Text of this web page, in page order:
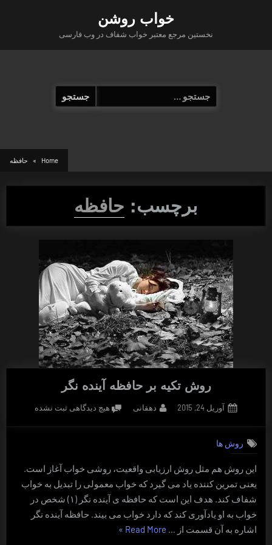
خواب روشن
نخستین مرجع معتبر خواب شفاف در وب فارسی
جستجو
برای:
Home حافظه
برچسب: حافظه
روش تکیه بر حافظه آینده نگر
Posted
آوریل 24, 2015 By
دهقانی هیچ دیدگاهی برای
آینده
نگر
ثبت نشده
روش ها
این روش هم مثل روش ارزیابی واقعیت، روشی خواب آغاز است.
یعنی تمرین کننده یاد می گیرد که خواب معمولی را تبدیل به خواب
شفاف کند. هدف این است که حافظه ی آینده نگر (۱) شخص در
خواب به او یادآوری کند که دارد خواب می بیند. حافظه آینده نگر
اشاره به آن قسمت از … Read More “روش
»